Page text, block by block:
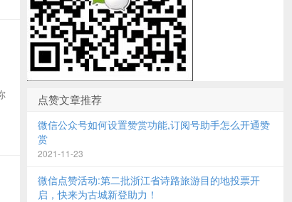
点赞文章推荐
微信公众号如何设置赞赏功能,订阅号助手怎么开通赞
赏
2021-11-23
微信点赞活动:第二批浙江省诗路旅游目的地投票开
启，快来为古城新登助力！